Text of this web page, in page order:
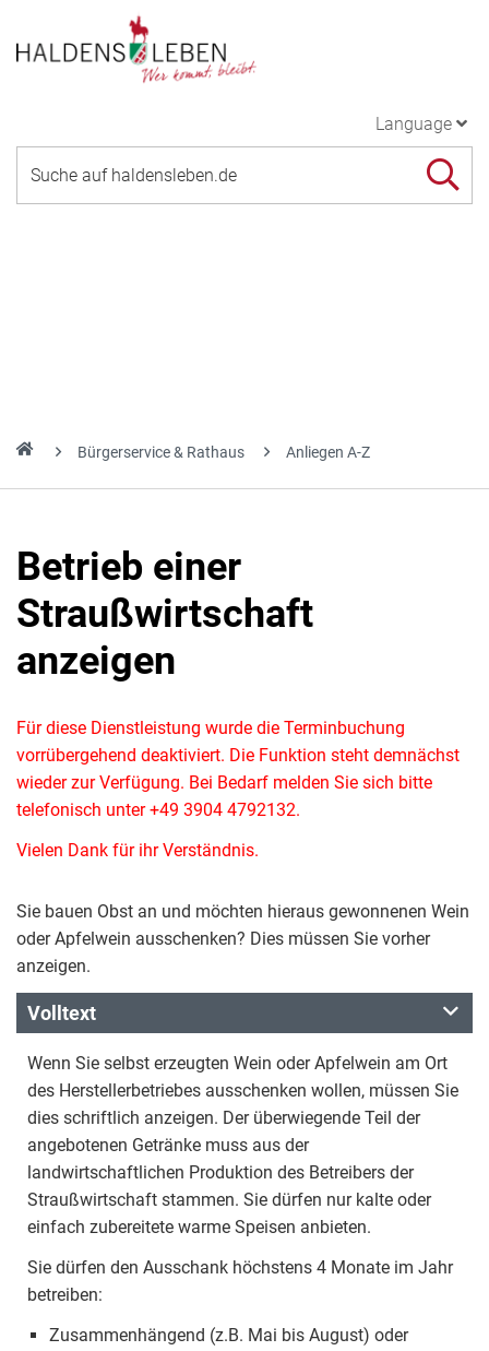
Language
Bürgerservice & Rathaus Anliegen A-Z
Betrieb einer
Straußwirtschaft
anzeigen
Für diese Dienstleistung wurde die Terminbuchung
vorrübergehend deaktiviert. Die Funktion steht demnächst
wieder zur Verfügung. Bei Bedarf melden Sie sich bitte
telefonisch unter +49 3904 4792132.
Vielen Dank für ihr Verständnis.
Sie bauen Obst an und möchten hieraus gewonnenen Wein
oder Apfelwein ausschenken? Dies müssen Sie vorher
anzeigen.
Volltext
Wenn Sie selbst erzeugten Wein oder Apfelwein am Ort
des Herstellerbetriebes ausschenken wollen, müssen Sie
dies schriftlich anzeigen. Der überwiegende Teil der
angebotenen Getränke muss aus der
landwirtschaftlichen Produktion des Betreibers der
Straußwirtschaft stammen. Sie dürfen nur kalte oder
einfach zubereitete warme Speisen anbieten.
Sie dürfen den Ausschank höchstens 4 Monate im Jahr
betreiben:
Zusammenhängend (z.B. Mai bis August) oder